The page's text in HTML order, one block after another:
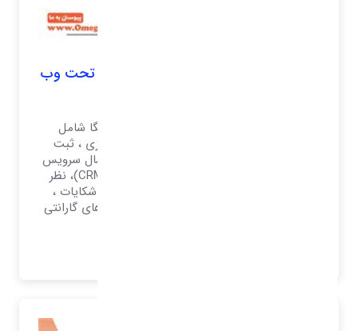
نرم افزار خدمات پس از فروش و گارانتی تحت وب
نرم افزار خدمات پی از فروش تحت وب امگا شامل
راهکارهای ثبت سرویس مشتریان دفتر مرکزی ، ثبت
سرویس شعب ، ثبت سرویس نمایندگان ، ارسال سرویس
به شعب و نماینده ، مرکز تماس مشتریان (CRM)، نظر
سنجی مشتریان ، روابط عمومی مشتریان ، شکایات ،
پیگیری سرویس و شکایات ، پیگیری سریال های گارانتی